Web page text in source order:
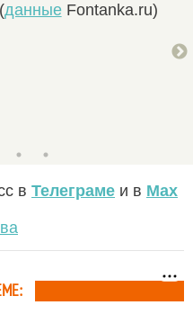
данныеFontanka.ru)
в Телеграме и в Max